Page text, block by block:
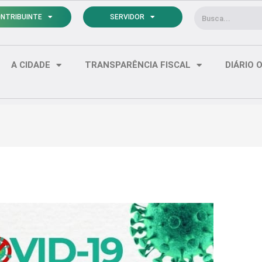
SERVIDOR Pesquisar
A CIDADE TRANSPARÊNCIA FISCAL DIÁRIO